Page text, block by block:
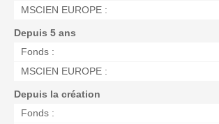
MSCIEN EUROPE :
Depuis 5 ans
Fonds :
MSCIEN EUROPE :
Depuis la création
Fonds :